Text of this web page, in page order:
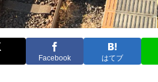
Facebook はてブ